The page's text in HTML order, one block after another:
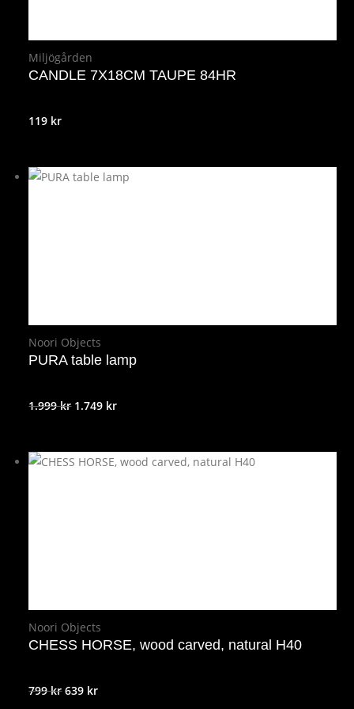
Miljögården
CANDLE 7X18CM TAUPE 84HR
119 kr
Noori Objects
PURA table lamp
1.999kr Det
var:
1.749 krDet
är:
Noori Objects
CHESS HORSE, wood carved, natural H40
799krDet
639 krDet